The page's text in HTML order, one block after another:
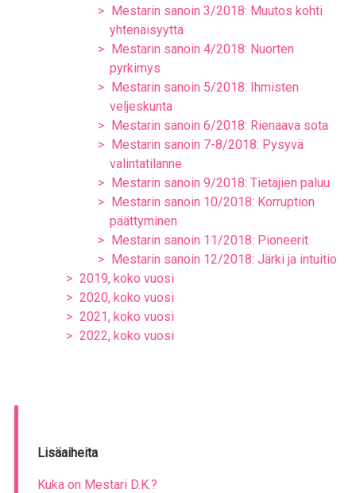
Mestarin sanoin 3/2018: Muutos kohti
yhtenäisyyttä
Mestarin sanoin 4/2018: Nuorten
pyrkimys
Mestarin sanoin 5/2018: Ihmisten
veljeskunta
Mestarin sanoin 6/2018: Rienaava sota
Mestarin sanoin 7-8/2018: Pysyvä
valintatilanne
Mestarin sanoin 9/2018: Tietäjien paluu
Mestarin sanoin 10/2018: Korruption
päättyminen
Mestarin sanoin 11/2018: Pioneerit
Mestarin sanoin 12/2018: Järki ja intuitio
2019, koko vuosi
2020, koko vuosi
2021, koko vuosi
2022, koko vuosi
Lisäaiheita
Kuka on Mestari D.K.?